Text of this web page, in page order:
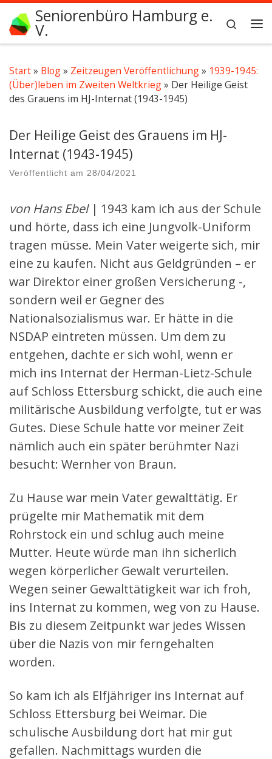
Zum Inhalt springen
Seniorenbüro Hamburg e.
V.
Search
Start» Blog» Zeitzeugen Veröffentlichung» 1939-1945:
(Über)leben im Zweiten Weltkrieg» Der Heilige Geist
des Grauens im HJ-Internat (1943-1945)
Der Heilige Geist des Grauens im HJ-
Internat (1943-1945)
Veröffentlicht am 28/04/2021
von Hans Ebel| 1943 kam ich aus der Schule
und hörte, dass ich eine Jungvolk-Uniform
tragen müsse. Mein Vater weigerte sich, mir
eine zu kaufen. Nicht aus Geldgründen – er
war Direktor einer großen Versicherung -,
sondern weil er Gegner des
Nationalsozialismus war. Er hätte in die
NSDAP eintreten müssen. Um dem zu
entgehen, dachte er sich wohl, wenn er
mich ins Internat der Herman-Lietz-Schule
auf Schloss Ettersburg schickt, die auch eine
militärische Ausbildung verfolgte, tut er was
Gutes. Diese Schule hatte vor meiner Zeit
nämlich auch ein später berühmter Nazi
besucht: Wernher von Braun.
Zu Hause war mein Vater gewalttätig. Er
prügelte mir Mathematik mit dem
Rohrstock ein und schlug auch meine
Mutter. Heute würde man ihn sicherlich
wegen körperlicher Gewalt verurteilen.
Wegen seiner Gewalttätigkeit war ich froh,
ins Internat zu kommen, weg von zu Hause.
Bis zu diesem Zeitpunkt war jedes Wissen
über die Nazis von mir ferngehalten
worden.
So kam ich als Elfjähriger ins Internat auf
Schloss Ettersburg bei Weimar. Die
schulische Ausbildung dort hat mir gut
gefallen. Nachmittags wurden die